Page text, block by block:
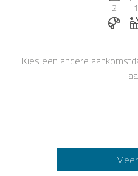
2
1
Kies een andere